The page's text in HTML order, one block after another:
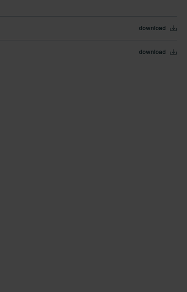
download
download